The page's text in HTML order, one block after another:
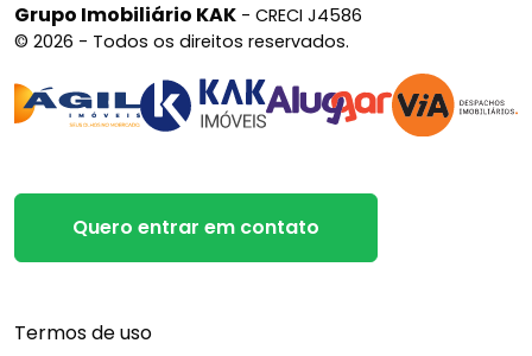
Grupo Imobiliário KAK - CRECI J4586
© 2026 - Todos os direitos reservados.
Quero entrar em contato
Termos de uso